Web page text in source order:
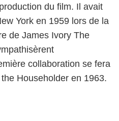
du film. Il avait
York en 1959 lors de la
de James Ivory The
collaboration se fera
Householder en 1963.